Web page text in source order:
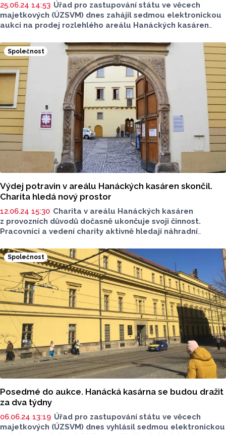
25.06.24 14:53 Úřad pro zastupování státu ve věcech
majetkových (ÚZSVM) dnes zahájil sedmou elektronickou
aukci na prodej rozlehlého areálu Hanáckých kasáren
do středečních 10:00, snížil stát minimální cenu ze 199
milionů korun na 149 milionů korun. Nejméně jeden
zájemce složil kauci a aukce mohla začít. V předchozích
šesti elektronických aukcích se státu nepodařilo pro
kasárny najít kupce.
Společnost
Výdej potravin v areálu Hanáckých kasáren skončil.
Charita hledá nový prostor
12.06.24 15:30 Charita v areálu Hanáckých kasáren
z provozních důvodů dočasně ukončuje svoji činnost.
Pracovníci a vedení charity aktivně hledají náhradní
Společnost
Posedmé do aukce. Hanácká kasárna se budou dražit
za dva týdny
06.06.24 13:19 Úřad pro zastupování státu ve věcech
majetkových (ÚZSVM) dnes vyhlásil sedmou elektronickou